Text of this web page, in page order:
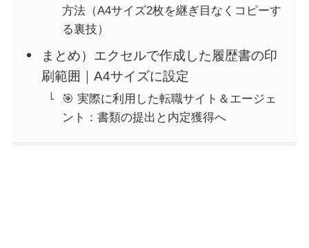
方法（A4サイズ2枚を継ぎ目なくコピーす
る裏技）
まとめ）エクセルで作成した履歴書の印
刷範囲｜A4サイズに設定
🎯 実際に利用した転職サイト＆エージェ
ント：書類の提出と内定獲得へ